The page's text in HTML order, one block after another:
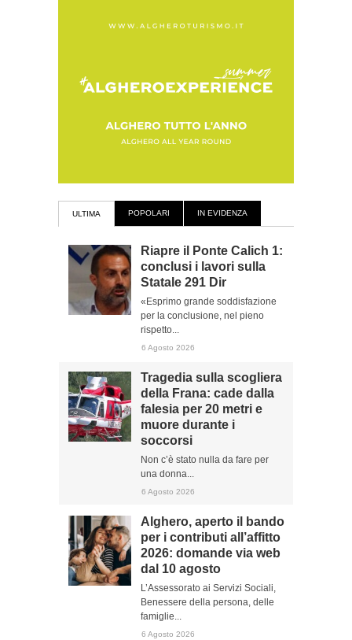
ULTIMA POPOLARI IN EVIDENZA
Riapre il Ponte Calich 1:
conclusi i lavori sulla
Statale 291 Dir
«Esprimo grande soddisfazione
per la conclusione, nel pieno
rispetto...
6 Agosto 2026
Tragedia sulla scogliera
della Frana: cade dalla
falesia per 20 metri e
muore durante i
soccorsi
Non c’è stato nulla da fare per
una donna...
6 Agosto 2026
Alghero, aperto il bando
per i contributi all’affitto
2026: domande via web
dal 10 agosto
L’Assessorato ai Servizi Sociali,
Benessere della persona, delle
famiglie...
6 Agosto 2026